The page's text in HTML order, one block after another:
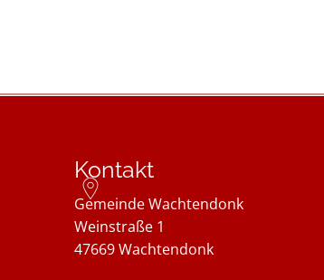
Kontakt
Gemeinde Wachtendonk
Weinstraße 1
47669Wachtendonk